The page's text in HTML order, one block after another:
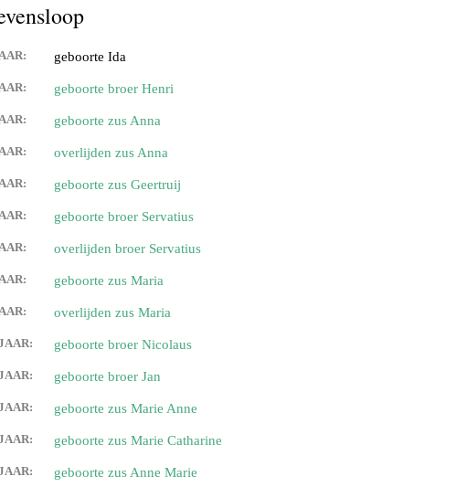
geboorte Ida
geboorte broer Henri
geboorte zus Anna
overlijden zus Anna
geboorte zus Geertruij
geboorte broer Servatius
overlijden broer Servatius
geboorte zus Maria
overlijden zus Maria
geboorte broer Nicolaus
geboorte broer Jan
geboorte zus Marie Anne
geboorte zus Marie Catharine
geboorte zus Anne Marie